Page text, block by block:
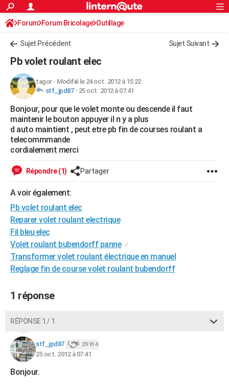
ACTUALITÉS
Politique
Société
Faits Divers
Education
Monde
Villes
+
FINANCE
Retraite
Impôts
Epargne
Immobilier
Risques naturels par ville
Banque
Assurance
Crédit
AUTO
Essais
Réserver un essai
Citadines
Berlines
SUV
Forum auto
+HIGH-TECH
Mobiles
Meilleur smartphone
Internet
Ordinateurs
Jeux vidéo
Guide high-tech
+BRICOLAGE
Forum
Aménagement intérieur
Extérieur
Cuisine
Salle de bains
Jardinage
Rangement
Guides de France
Escapades
Patrimoine
Expositions
Musées
Week-end nature
Art de vivre
Bien-être
Loisirs
Mode
Modes de vie
Alimentation
Guide de la santé
Maladies
Médicaments
Sommeil
VOYAGE
PHOTO
GUIDES D'ACHAT
CARTE DE VOEUX
Carte de Noël
Carte Bonne année
Carte Saint-Valentin
Carte Pâques
Carte d'anniversaire
DICTIONNAIRE
Dictionnaire
Biographies
Citations
Expressions
Proverbes
PROGRAMME TV
S'inscrire
Connexion
Forum Forum Bricolage Outillage
Sujet Précédent Sujet Suivant
Pb volet roulant elec
tagor- Modifié le 24 oct. 2012 à 15:22
stf_jpd87- 25 oct. 2012 à 07:41
Bonjour, pour que le volet monte ou descende il faut
maintenir le bouton appuyer il n y a plus
d auto maintient , peut etre pb fin de courses roulant a
telecommmande
cordialement merci
Répondre (1) Partager
A voir également:
Pb volet roulant elec
Reparer volet roulant electrique
Fil bleu elec
Volet roulant bubendorff panne ✓
Transformer volet roulant électrique en manuel
Reglage fin de course volet roulant bubendorff
1 réponse
RÉPONSE 1 / 1
stf_jpd87 29 914
25 oct. 2012 à 07:41
Bonjour.